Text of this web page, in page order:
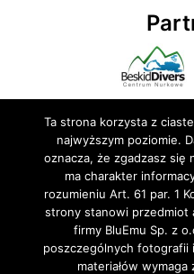
© 2020 BluEmu sp. z
Ta strona korzysta z
najwyższym poziomie.
oznacza, że zgadzasz się
ma charakter
rozumieniu Art. 61 par. 1
strony stanowi przedmiot
firmy BluEmu Sp. z
poszczególnych fotografii
materiałów